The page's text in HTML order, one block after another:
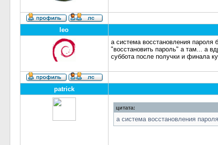
leo
а система восстановления
"восстановить пароль" а там... а
суббота после получки и финала
patrick
цитата:
а система восстановления